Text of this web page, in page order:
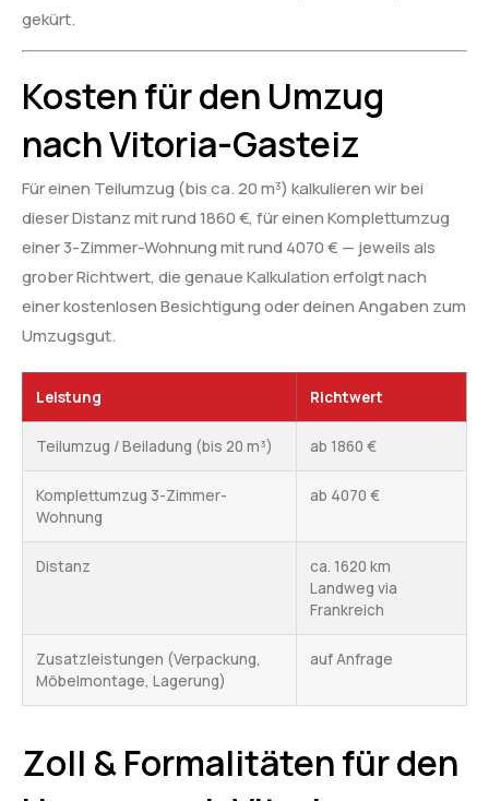
gekürt.
Kosten für den Umzug
nach Vitoria-Gasteiz
Für einen Teilumzug (bis ca. 20 m³) kalkulieren wir bei
dieser Distanz mit rund 1860 €, für einen Komplettumzug
einer 3-Zimmer-Wohnung mit rund 4070 € — jeweils als
grober Richtwert, die genaue Kalkulation erfolgt nach
einer kostenlosen Besichtigung oder deinen Angaben zum
Umzugsgut.
Leistung Richtwert
Teilumzug / Beiladung (bis 20 m³) ab 1860 €
Komplettumzug 3-Zimmer-
Wohnung
ab 4070 €
Distanz
ca. 1620 km
Landweg via
Frankreich
Zusatzleistungen (Verpackung,
Möbelmontage, Lagerung)
auf Anfrage
Zoll & Formalitäten für den